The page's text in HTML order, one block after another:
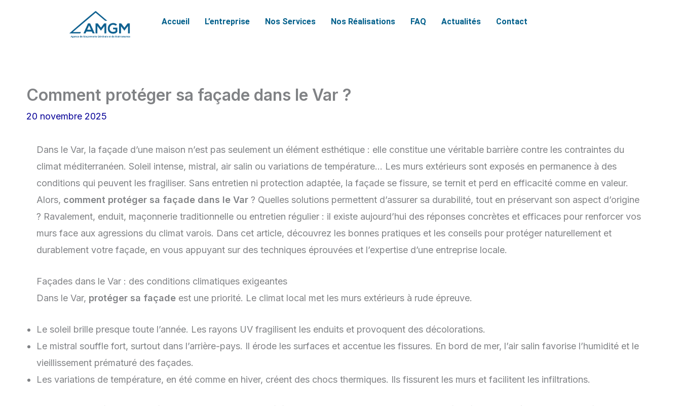
Accueil L’entreprise Nos Services Nos Réalisations FAQ Actualités Contact
Comment protéger sa façade dans le Var ?
20 novembre 2025
Dans le Var, la façade d’une maison n’est pas seulement un élément esthétique : elle constitue une véritable barrière contre les contraintes du
climat méditerranéen. Soleil intense, mistral, air salin ou variations de température… Les murs extérieurs sont exposés en permanence à des
conditions qui peuvent les fragiliser. Sans entretien ni protection adaptée, la façade se fissure, se ternit et perd en efficacité comme en valeur.
Alors, comment protéger sa façade dans le Var ? Quelles solutions permettent d’assurer sa durabilité, tout en préservant son aspect d’origine
? Ravalement, enduit, maçonnerie traditionnelle ou entretien régulier : il existe aujourd’hui des réponses concrètes et efficaces pour renforcer vos
murs face aux agressions du climat varois. Dans cet article, découvrez les bonnes pratiques et les conseils pour protéger naturellement et
durablement votre façade, en vous appuyant sur des techniques éprouvées et l’expertise d’une entreprise locale.
Façades dans le Var : des conditions climatiques exigeantes
Dans le Var, protéger sa façade est une priorité. Le climat local met les murs extérieurs à rude épreuve.
Le soleil brille presque toute l’année. Les rayons UV fragilisent les enduits et provoquent des décolorations.
Le mistral souffle fort, surtout dans l’arrière-pays. Il érode les surfaces et accentue les fissures. En bord de mer, l’air salin favorise l’humidité et le
vieillissement prématuré des façades.
Les variations de température, en été comme en hiver, créent des chocs thermiques. Ils fissurent les murs et facilitent les infiltrations.